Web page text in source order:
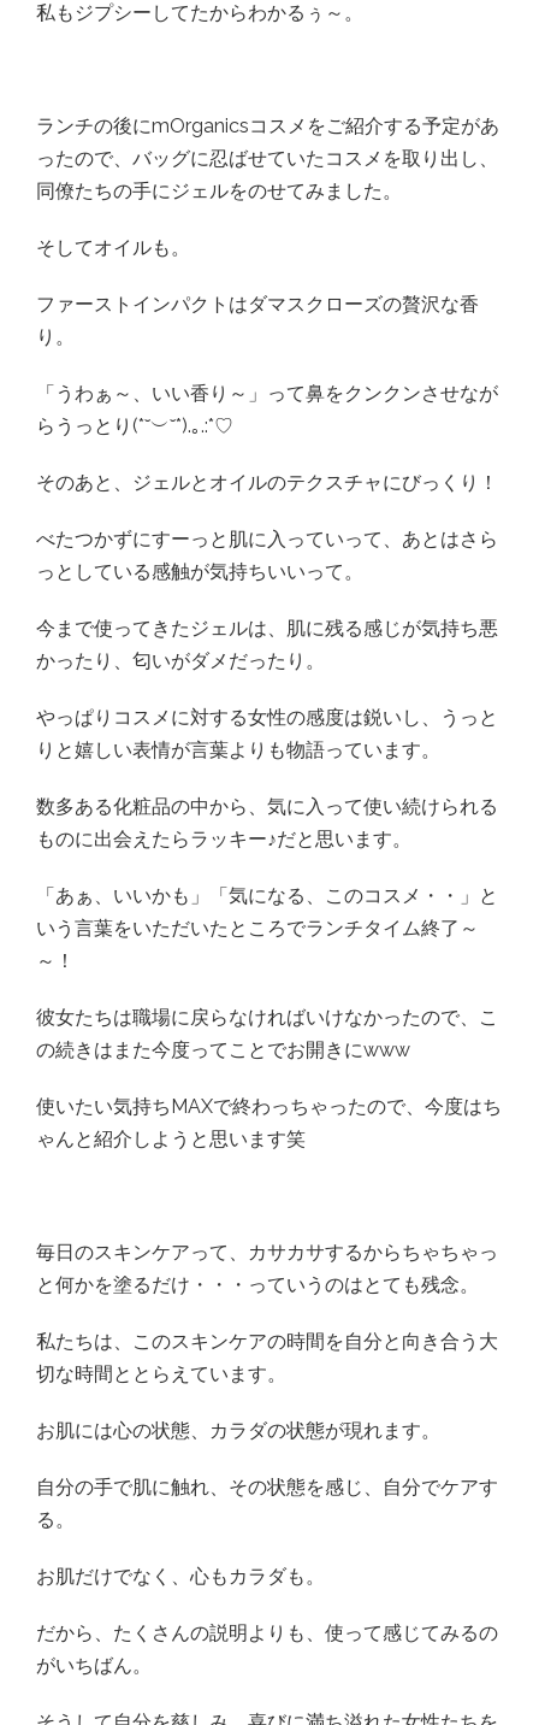
私もジプシーしてたからわかるぅ～。
ランチの後にmOrganicsコスメをご紹介する予定があ
ったので、バッグに忍ばせていたコスメを取り出し、
同僚たちの手にジェルをのせてみました。
そしてオイルも。
ファーストインパクトはダマスクローズの贅沢な香
り。
「うわぁ～、いい香り～」って鼻をクンクンさせなが
らうっとり(*˘︶˘*).｡.:*♡
そのあと、ジェルとオイルのテクスチャにびっくり！
べたつかずにすーっと肌に入っていって、あとはさら
っとしている感触が気持ちいいって。
今まで使ってきたジェルは、肌に残る感じが気持ち悪
かったり、匂いがダメだったり。
やっぱりコスメに対する女性の感度は鋭いし、うっと
りと嬉しい表情が言葉よりも物語っています。
数多ある化粧品の中から、気に入って使い続けられる
ものに出会えたらラッキー♪だと思います。
「あぁ、いいかも」「気になる、このコスメ・・」と
いう言葉をいただいたところでランチタイム終了～
～！
彼女たちは職場に戻らなければいけなかったので、こ
の続きはまた今度ってことでお開きにwww
使いたい気持ちMAXで終わっちゃったので、今度はち
ゃんと紹介しようと思います笑
毎日のスキンケアって、カサカサするからちゃちゃっ
と何かを塗るだけ・・・っていうのはとても残念。
私たちは、このスキンケアの時間を自分と向き合う大
切な時間ととらえています。
お肌には心の状態、カラダの状態が現れます。
自分の手で肌に触れ、その状態を感じ、自分でケアす
る。
お肌だけでなく、心もカラダも。
だから、たくさんの説明よりも、使って感じてみるの
がいちばん。